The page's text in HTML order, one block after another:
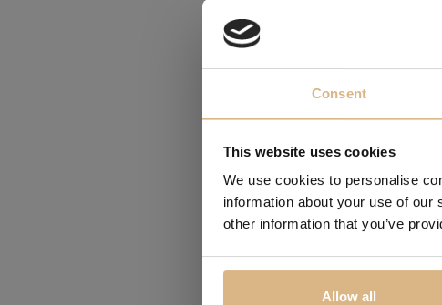
Consent
This website uses cookies
We use cookies to personalise
information about your use of
other information that you’ve
Allow all
Obľúbené